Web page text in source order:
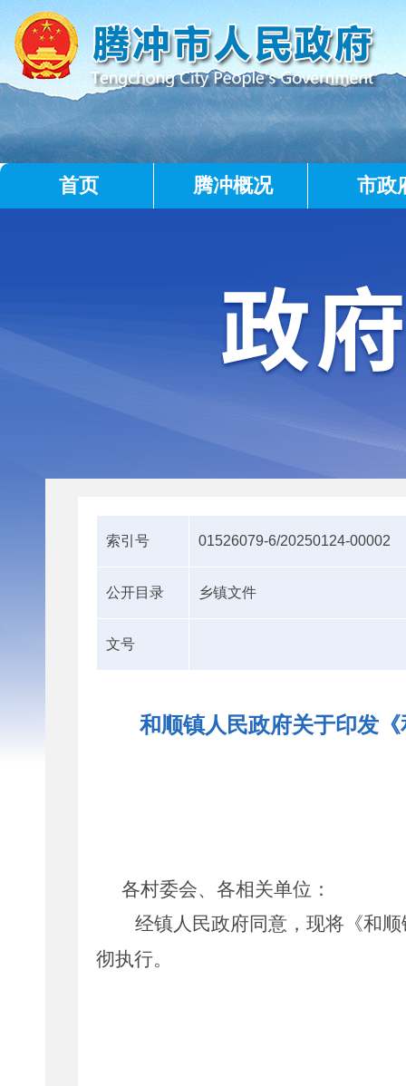
首页 腾冲概况 市政
索引号 01526079-6/20250124-00002
公开目录 乡镇文件
文号
和顺镇人民政府关于印发
各村委会、 各相关单位：
经镇人民政府同意，现将《和顺
彻执行。